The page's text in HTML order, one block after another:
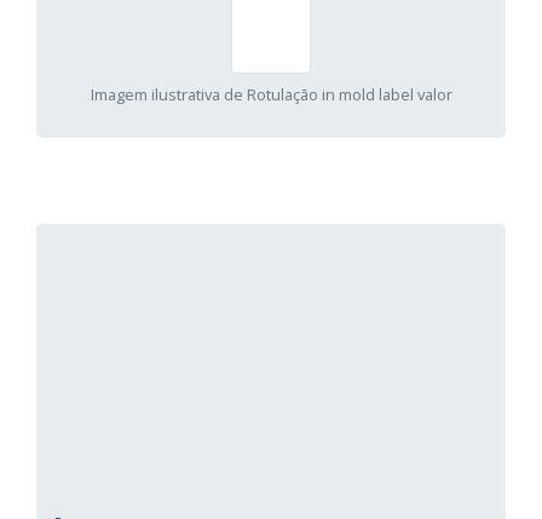
Imagem ilustrativa de Rotulação in mold label valor